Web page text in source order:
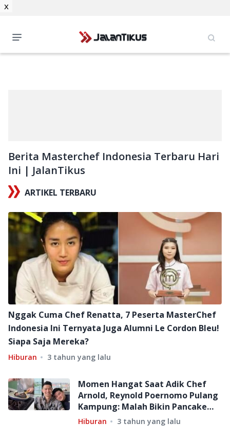
Berita Masterchef Indonesia Terbaru Hari
Ini | JalanTikus
ARTIKEL TERBARU
Nggak Cuma Chef Renatta, 7 Peserta MasterChef
Indonesia Ini Ternyata Juga Alumni Le Cordon Bleu!
Siapa Saja Mereka?
Hiburan 3 tahun yang lalu
Momen Hangat Saat Adik Chef
Arnold, Reynold Poernomo Pulang
Kampung: Malah Bikin Pancake
Gosong!
Hiburan 3 tahun yang lalu
x